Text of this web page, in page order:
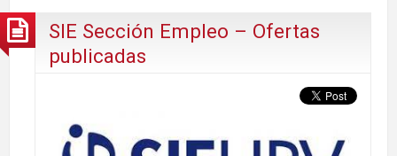
SIE Sección Empleo – Ofertas
publicadas